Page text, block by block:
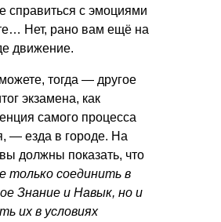
справиться с эмоциями
Нет, рано вам ещё на
движение.
тогда — другое
экзамена, как
самого процесса
— езда в городе. На
должны показать, что
только соединить в
Знание и Навык, но и
их в условиях